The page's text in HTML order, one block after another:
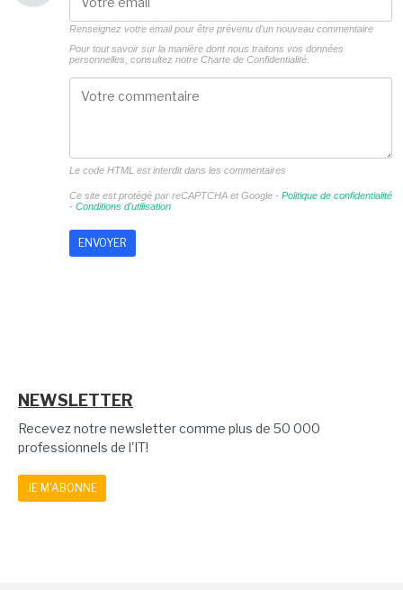
Renseignez votre email pour être prévenu d'un nouveau commentaire
Pour tout savoir sur la manière dont nous traitons vos données
personnelles, consultez notre Charte de Confidentialité.
Le code HTML est interdit dans les commentaires
Ce site est protégé par reCAPTCHA et Google - Politique de confidentialité
- Conditions d'utilisation
NEWSLETTER
Recevez notre newsletter comme plus de 50 000
professionnels de l'IT!
JE M'ABONNE